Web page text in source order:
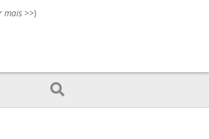
mais >>)